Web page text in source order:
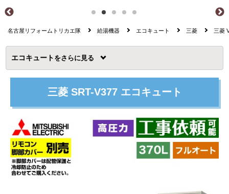
名古屋リフォームトリカエ隊 給湯機器 エコキュート 三菱 三菱
エコキュート を
三菱 SRT-V377 エコキュート